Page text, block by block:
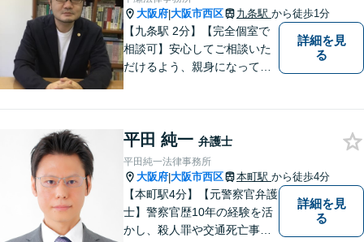
大阪府|大阪市西区 九条駅 から徒歩1分
【九条駅 2分】【完全個室で
相談可】安心してご相談いた
だけるよう、親身になってお
法律問題は時間の経過ととも
に事態が悪化することが多い
です。 お気軽にご相談くださ
い。
詳細を見
る
平田 純一 弁護士
平田純一法律事務所
大阪府|大阪市西区 本町駅 から徒歩4分
【本町駅4分】【元警察官弁護
士】警察官歴10年の経験を活
かし、殺人罪や交通死亡事故
詳細を見
る